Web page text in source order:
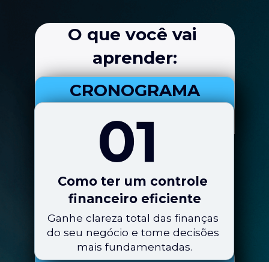
O que você vai
aprender:
Como ter um controle
financeiro eficiente
Ganhe clareza total das finanças
do seu negócio e tome decisões
mais fundamentadas.
01
CRONOGRAMA